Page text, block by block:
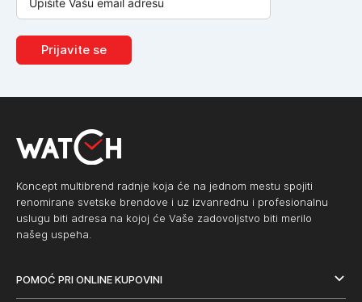
Prijavite se
Koncept multibrend radnje koja će na jednom mestu spojiti
renomirane svetske brendove i uz izvanrednu i profesionalnu
uslugu biti adresa na kojoj će Vaše zadovoljstvo biti merilo
našeg uspeha.
POMOĆ PRI ONLINE KUPOVINI